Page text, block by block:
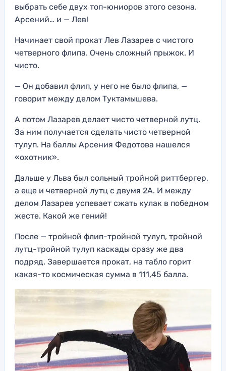
выбрать себе двух топ-юниоров этого сезона.
Арсений… и — Лев!
Начинает свой прокат Лев Лазарев с чистого
четверного флипа. Очень сложный прыжок. И
чисто.
— Он добавил флип, у него не было флипа, —
говорит между делом Туктамышева.
А потом Лазарев делает чисто четверной лутц.
За ним получается сделать чисто четверной
тулуп. На баллы Арсения Федотова нашелся
«охотник».
Дальше у Льва был сольный тройной риттбергер,
а еще и четверной лутц с двумя 2А. И между
делом Лазарев успевает сжать кулак в победном
жесте. Какой же гений!
После — тройной флип-тройной тулуп, тройной
лутц-тройной тулуп каскады сразу же два
подряд. Завершается прокат, на табло горит
какая-то космическая сумма в 111,45 балла.